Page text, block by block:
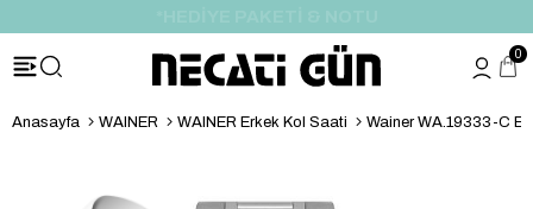
0
Anasayfa WAINER WAINER Erkek Kol Saati Wainer WA.19333-C